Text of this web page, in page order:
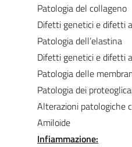
Patologia del collageno
Difetti genetici e difetti
Patologia dell’elastina
Difetti genetici e difetti
Patologia delle
Patologia dei
Alterazioni patologiche
Amiloide
Infiammazione: